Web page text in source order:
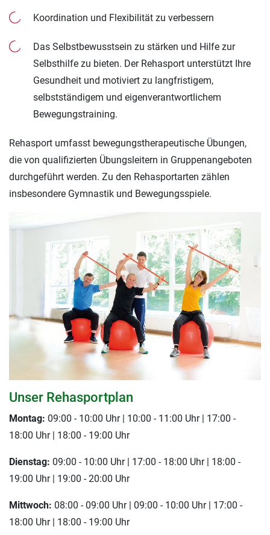
Koordination und Flexibilität zu verbessern
Das Selbstbewusstsein zu stärken und Hilfe zur
Selbsthilfe zu bieten. Der Rehasport unterstützt Ihre
Gesundheit und motiviert zu langfristigem,
selbstständigem und eigenverantwortlichem
Bewegungstraining.
Rehasport umfasst bewegungstherapeutische Übungen,
die von qualifizierten Übungsleitern in Gruppenangeboten
durchgeführt werden. Zu den Rehasportarten zählen
insbesondere Gymnastik und Bewegungsspiele.
Unser Rehasportplan
Montag: 09:00 - 10:00 Uhr | 10:00 - 11:00 Uhr | 17:00 -
18:00 Uhr | 18:00 - 19:00 Uhr
Dienstag: 09:00 - 10:00 Uhr | 17:00 - 18:00 Uhr | 18:00 -
19:00 Uhr | 19:00 - 20:00 Uhr
Mittwoch: 08:00 - 09:00 Uhr | 09:00 - 10:00 Uhr | 17:00 -
18:00 Uhr | 18:00 - 19:00 Uhr